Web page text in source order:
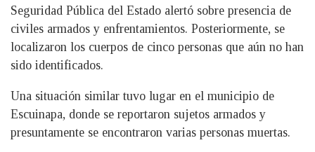
Seguridad Pública del Estado alertó sobre presencia de
civiles armados y enfrentamientos. Posteriormente, se
localizaron los cuerpos de cinco personas que aún no han
sido identificados.
Una situación similar tuvo lugar en el municipio de
Escuinapa, donde se reportaron sujetos armados y
presuntamente se encontraron varias personas muertas.